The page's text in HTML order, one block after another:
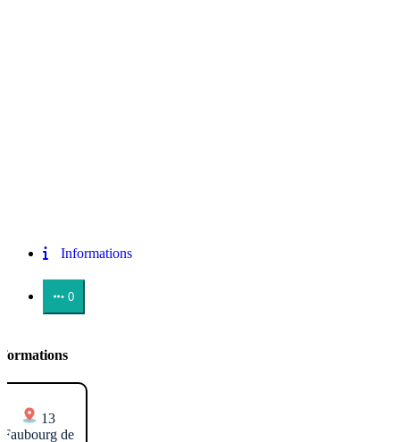
Informations
0
13
Faubourg de